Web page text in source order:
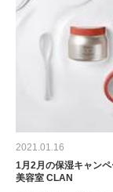
2021.01.16
1月2月の保湿キャン
美容室 CLAN